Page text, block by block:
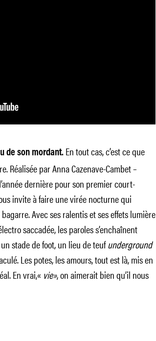
de son mordant. En tout cas, c’est ce que
Réalisée par Anna Cazenave-Cambet –
dernière pour son premier court-
invite à faire une virée nocturne qui
Avec ses ralentis et ses effets lumière
saccadée, les paroles s’enchaînent
stade de foot, un lieu de teufunderground
Les potes, les amours, tout est là, mis en
En vrai,«vie», on aimerait bien qu’il nous